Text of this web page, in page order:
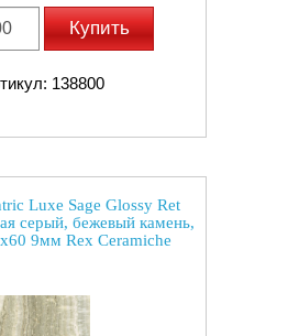
Купить
138800
Luxe Sage Glossy Ret
серый, бежевый камень,
9мм Rex Ceramiche